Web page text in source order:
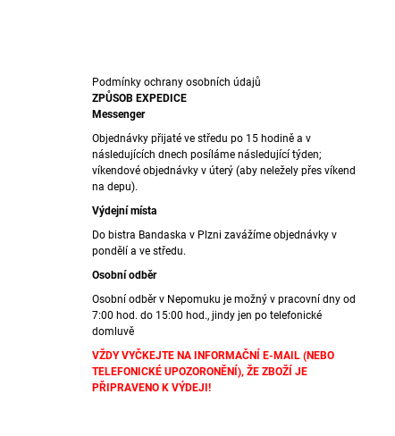
Domů
Podmínky ochrany osobních údajů
ZPŮSOB EXPEDICE
Messenger
Objednávky přijaté ve středu po 15 hodině a v
následujících dnech posíláme následující týden;
víkendové objednávky v úterý (aby neležely přes víkend
na depu).
Výdejní místa
Do bistra Bandaska v Plzni zavážíme objednávky v
pondělí a ve středu.
Osobní odběr
Osobní odběr v Nepomuku je možný v pracovní dny od
7:00 hod. do 15:00 hod., jindy jen po telefonické
domluvě
VŽDY VYČKEJTE NA INFORMAČNÍ E-MAIL (NEBO
TELEFONICKÉ UPOZORONĚNÍ), ŽE ZBOŽÍ JE
PŘIPRAVENO K VÝDEJI!
340 Kč